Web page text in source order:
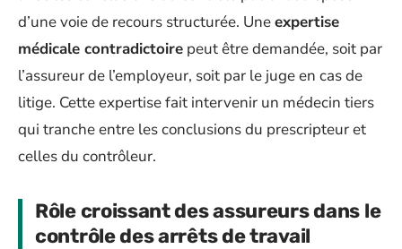
d’une voie de recours structurée. Uneexpertise
médicale contradictoire peut être demandée, soit par
l’assureur de l’employeur, soit par le juge en cas de
litige. Cette expertise fait intervenir un médecin tiers
qui tranche entre les conclusions du prescripteur et
celles du contrôleur.
Rôle croissant des assureurs dans le
contrôle des arrêts de travail